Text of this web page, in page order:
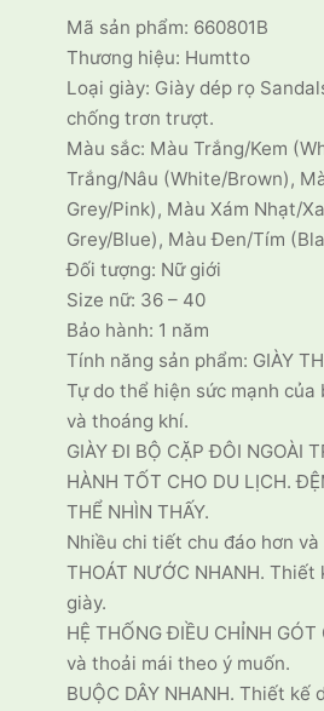
Mã sản phẩm: 660801B
Thương hiệu: Humtto
Loại giày: Giày dép rọ
chống trơn trượt.
Màu sắc: Màu Trắng/Kem
Trắng/Nâu (White/Brown),
Grey/Pink), Màu Xám Nhạt/
Grey/Blue), Màu Đen/Tím
Đối tượng: Nữ giới
Size nữ: 36 – 40
Bảo hành: 1 năm
Tính năng sản phẩm: GIÀY
Tự do thể hiện sức mạnh của
và thoáng khí.
GIÀY ĐI BỘ CẶP ĐÔI NGOÀI
HÀNH TỐT CHO DU LỊCH.
THỂ NHÌN THẤY.
Nhiều chi tiết chu đáo hơn
THOÁT NƯỚC NHANH.
giày.
HỆ THỐNG ĐIỀU CHỈNH
và thoải mái theo ý muốn.
BUỘC DÂY NHANH. Thiết kế